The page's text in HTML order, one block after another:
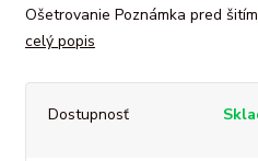
Ošetrovanie Poznámka pred
celý popis
Dostupnosť